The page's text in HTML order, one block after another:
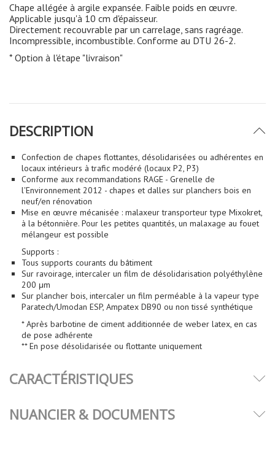
Chape allégée à argile expansée. Faible poids en œuvre.
Applicable jusqu'à 10 cm d'épaisseur.
Directement recouvrable par un carrelage, sans ragréage.
Incompressible, incombustible. Conforme au DTU 26-2.
* Option à l'étape "livraison"
DESCRIPTION
Confection de chapes flottantes, désolidarisées ou adhérentes en
locaux intérieurs à trafic modéré (locaux P2, P3)
Conforme aux recommandations RAGE - Grenelle de
l'Environnement 2012 - chapes et dalles sur planchers bois en
neuf/en rénovation
Mise en œuvre mécanisée : malaxeur transporteur type Mixokret,
à la bétonnière. Pour les petites quantités, un malaxage au fouet
mélangeur est possible
Supports :
Tous supports courants du bâtiment
Sur ravoirage, intercaler un film de désolidarisation polyéthylène
200 μm
Sur plancher bois, intercaler un film perméable à la vapeur type
Paratech/Umodan ESP, Ampatex DB90 ou non tissé synthétique
* Après barbotine de ciment additionnée de weber latex, en cas
de pose adhérente
** En pose désolidarisée ou flottante uniquement
CARACTÉRISTIQUES
NUANCIER & DOCUMENTS